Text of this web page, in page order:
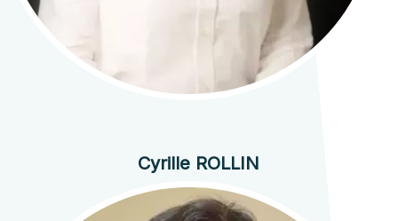
Cyrille ROLLIN